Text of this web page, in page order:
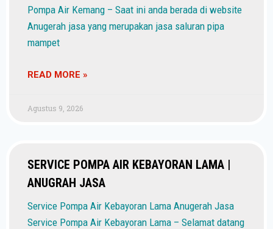
Pompa Air Kemang – Saat ini anda berada di website
Anugerah jasa yang merupakan jasa saluran pipa
mampet
READ MORE »
Agustus 9, 2026
SERVICE POMPA AIR KEBAYORAN LAMA |
ANUGRAH JASA
Service Pompa Air Kebayoran Lama Anugerah Jasa
Service Pompa Air Kebayoran Lama – Selamat datang